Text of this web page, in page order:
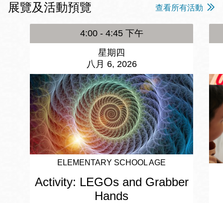
展覽及活動預覽 查看所有活動
4:00 - 4:45 下午
星期四
八月 6, 2026
ELEMENTARY SCHOOL AGE
Activity: LEGOs and Grabber
Hands